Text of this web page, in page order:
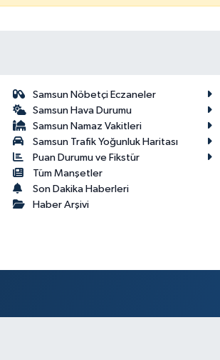
Samsun Nöbetçi Eczaneler
Samsun Hava Durumu
Samsun Namaz Vakitleri
Samsun Trafik Yoğunluk Haritası
Puan Durumu ve Fikstür
Tüm Manşetler
Son Dakika Haberleri
Haber Arşivi